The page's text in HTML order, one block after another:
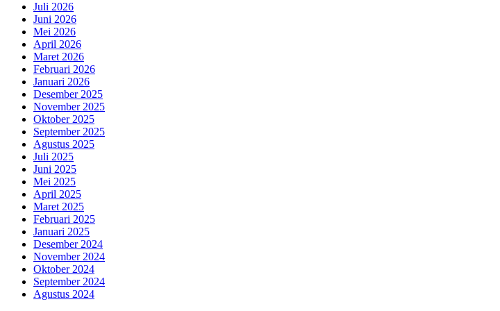
Juli 2026
Juni 2026
Mei 2026
April 2026
Maret 2026
Februari 2026
Januari 2026
Desember 2025
November 2025
Oktober 2025
September 2025
Agustus 2025
Juli 2025
Juni 2025
Mei 2025
April 2025
Maret 2025
Februari 2025
Januari 2025
Desember 2024
November 2024
Oktober 2024
September 2024
Agustus 2024